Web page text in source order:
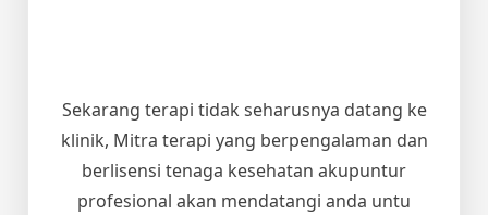
Sekarang terapi tidak seharusnya datang ke
klinik, Mitra terapi yang berpengalaman dan
berlisensi tenaga kesehatan akupuntur
profesional akan mendatangi anda untu